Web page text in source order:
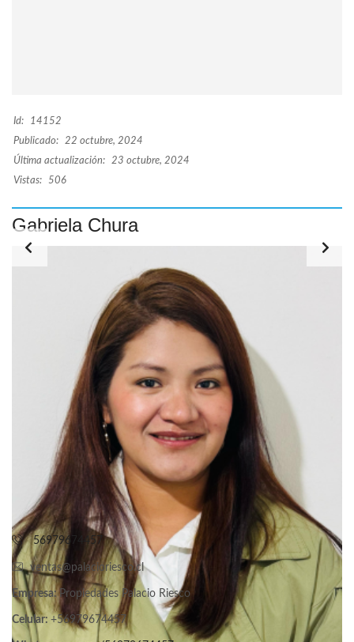
Id:
14152
Publicado:
22 octubre, 2024
Última actualización:
23 octubre, 2024
Vistas:
506
Gabriela Chura
56979674457
ventas@palacioriesco.cl
Empresa: Propiedades Palacio Riesco
Celular: +56979674457